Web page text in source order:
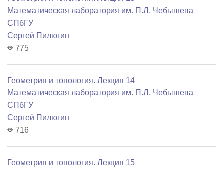
Математичеcкая лаборатория им. П.Л. Чебышева
СПбГУ
Сергей Пилюгин
775
Геометрия и топология. Лекция 14
Математичеcкая лаборатория им. П.Л. Чебышева
СПбГУ
Сергей Пилюгин
716
Геометрия и топология. Лекция 15